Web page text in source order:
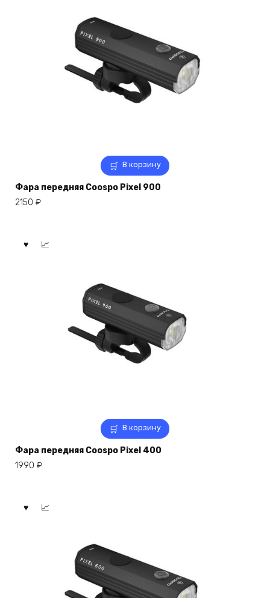
В корзину
Фара передняя Coospo Pixel 900
2150 ₽
В корзину
Фара передняя Coospo Pixel 400
1990 ₽